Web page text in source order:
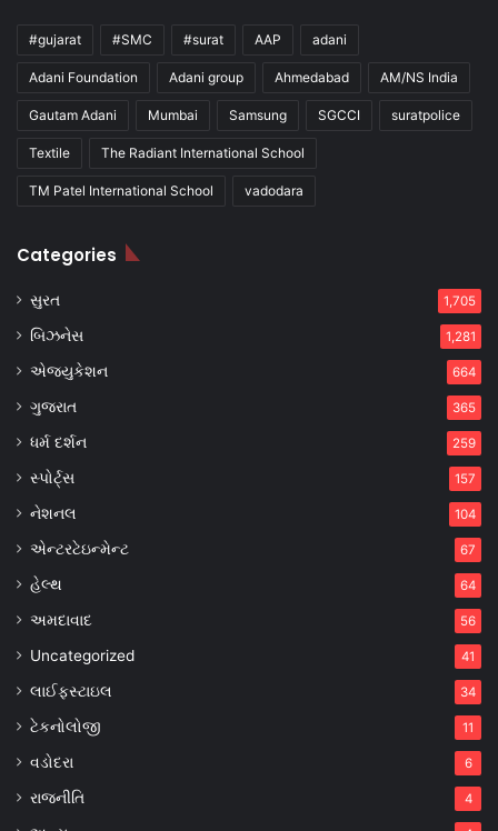
#gujarat #SMC #surat AAP adani
Adani Foundation Adani group Ahmedabad AM/NS India
Gautam Adani Mumbai Samsung SGCCI suratpolice
Textile The Radiant International School
TM Patel International School vadodara
Categories
સુરત 1,705
બિઝનેસ 1,281
એજ્યુકેશન 664
ગુજરાત 365
ધર્મ દર્શન 259
સ્પોર્ટ્સ 157
નેશનલ 104
એન્ટરટેઇન્મેન્ટ 67
હેલ્થ 64
અમદાવાદ 56
Uncategorized 41
લાઈફસ્ટાઇલ 34
ટેકનોલોજી 11
વડોદરા 6
રાજનીતિ 4